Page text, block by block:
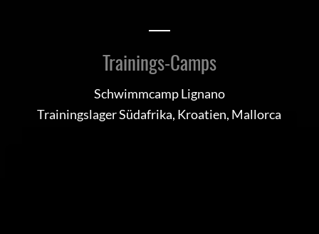
Trainings-Camps
Schwimmcamp Lignano
Trainingslager Südafrika, Kroatien, Mallorca